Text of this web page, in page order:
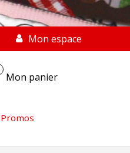
Mon espace
Mon panier
Promos